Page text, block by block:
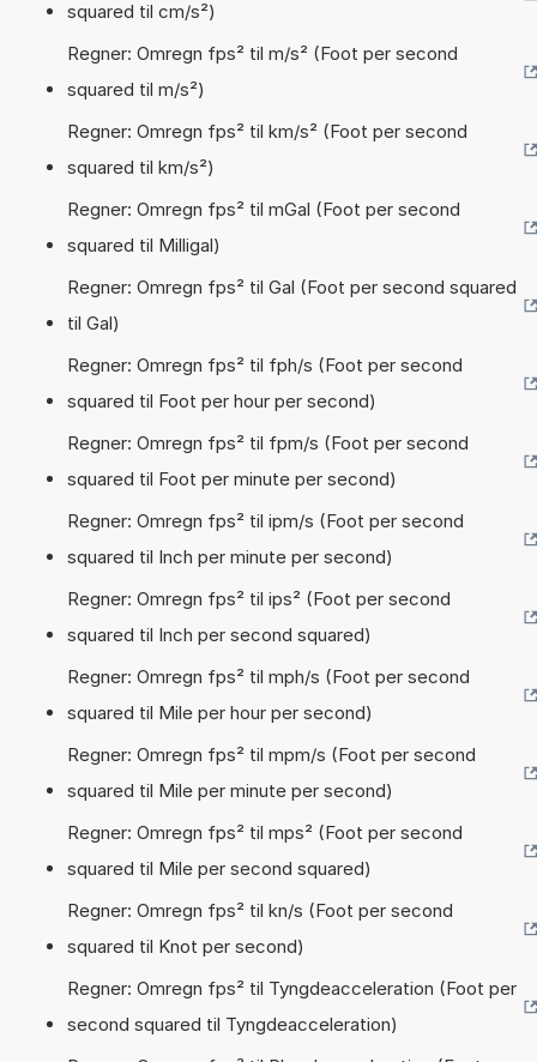
squared til cm/s²)
Regner: Omregn fps² til m/s² (Foot per second
squared til m/s²)
Regner: Omregn fps² til km/s² (Foot per second
squared til km/s²)
Regner: Omregn fps² til mGal (Foot per second
squared til Milligal)
Regner: Omregn fps² til Gal (Foot per second squared
til Gal)
Regner: Omregn fps² til fph/s (Foot per second
squared til Foot per hour per second)
Regner: Omregn fps² til fpm/s (Foot per second
squared til Foot per minute per second)
Regner: Omregn fps² til ipm/s (Foot per second
squared til Inch per minute per second)
Regner: Omregn fps² til ips² (Foot per second
squared til Inch per second squared)
Regner: Omregn fps² til mph/s (Foot per second
squared til Mile per hour per second)
Regner: Omregn fps² til mpm/s (Foot per second
squared til Mile per minute per second)
Regner: Omregn fps² til mps² (Foot per second
squared til Mile per second squared)
Regner: Omregn fps² til kn/s (Foot per second
squared til Knot per second)
Regner: Omregn fps² til Tyngdeacceleration (Foot per
second squared til Tyngdeacceleration)